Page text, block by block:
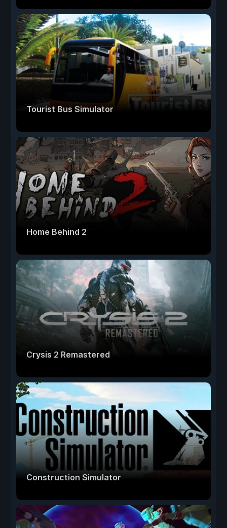
Tourist Bus Simulator
Home Behind 2
Crysis 2 Remastered
Construction Simulator